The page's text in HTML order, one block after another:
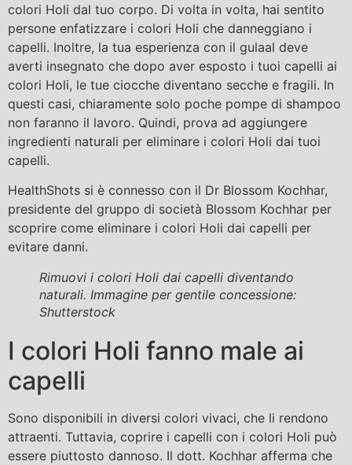
colori Holi dal tuo corpo. Di volta in volta, hai sentito
persone enfatizzare i colori Holi che danneggiano i
capelli. Inoltre, la tua esperienza con il gulaal deve
averti insegnato che dopo aver esposto i tuoi capelli ai
colori Holi, le tue ciocche diventano secche e fragili. In
questi casi, chiaramente solo poche pompe di shampoo
non faranno il lavoro. Quindi, prova ad aggiungere
ingredienti naturali per eliminare i colori Holi dai tuoi
capelli.
HealthShots si è connesso con il Dr Blossom Kochhar,
presidente del gruppo di società Blossom Kochhar per
scoprire come eliminare i colori Holi dai capelli per
evitare danni.
Rimuovi i colori Holi dai capelli diventando
naturali. Immagine per gentile concessione:
Shutterstock
I colori Holi fanno male ai
capelli
Sono disponibili in diversi colori vivaci, che li rendono
attraenti. Tuttavia, coprire i capelli con i colori Holi può
essere piuttosto dannoso. Il dott. Kochhar afferma che